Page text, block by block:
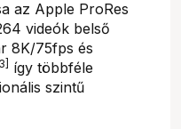
az Apple ProRes
videók belső
8K/75fps és
így többféle
szintű